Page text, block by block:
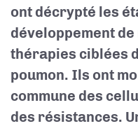
ont décrypté les
développement
thérapies ciblées
poumon. Ils ont
commune des
des résistances.